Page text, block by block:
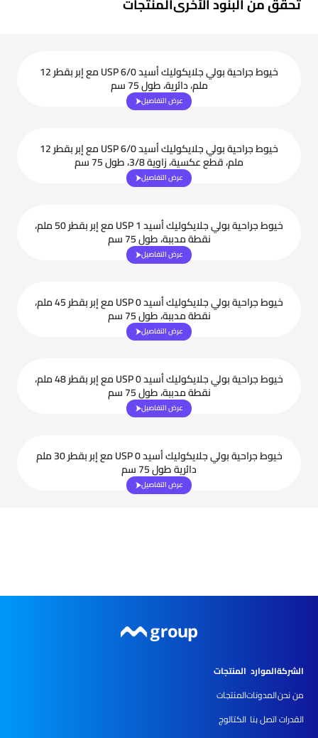
خيوط جراحية بولي جلايكوليك أسيد USP 6/0 مع إبر بقطر 12
ملم، دائرية، طول 75 سم
عرض التفاصيل
خيوط جراحية بولي جلايكوليك أسيد USP 6/0 مع إبر بقطر 12
ملم، قطع عكسية، زاوية 3/8، طول 75 سم
عرض التفاصيل
خيوط جراحية بولي جلايكوليك أسيد USP 1 مع إبر بقطر 50 ملم،
نقطة مدببة، طول 75 سم
عرض التفاصيل
خيوط جراحية بولي جلايكوليك أسيد USP 0 مع إبر بقطر 45 ملم،
نقطة مدببة، طول 75 سم
عرض التفاصيل
خيوط جراحية بولي جلايكوليك أسيد USP 0 مع إبر بقطر 48 ملم،
نقطة مدببة، طول 75 سم
عرض التفاصيل
خيوط جراحية بولي جلايكوليك أسيد USP 0 مع إبر بقطر 30 ملم
دائرية طول 75 سم
عرض التفاصيل
الشركة
من نحن
القدرات
الموارد
المدونات
اتصل بنا
المنتجات
المنتجات
الكتالوج